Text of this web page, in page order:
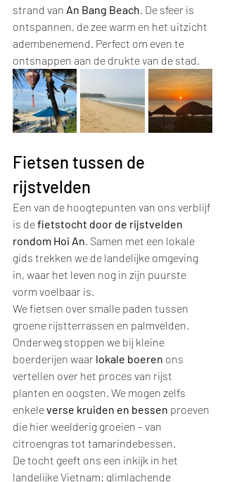
strand van An Bang Beach. De sfeer is
ontspannen, de zee warm en het uitzicht
adembenemend. Perfect om even te
ontsnappen aan de drukte van de stad.
Fietsen tussen de
rijstvelden
Een van de hoogtepunten van ons verblijf
is de fietstocht door de rijstvelden
rondom Hoi An. Samen met een lokale
gids trekken we de landelijke omgeving
in, waar het leven nog in zijn puurste
vorm voelbaar is.
We fietsen over smalle paden tussen
groene rijstterrassen en palmvelden.
Onderweg stoppen we bij kleine
boerderijen waar lokale boeren ons
vertellen over het proces van rijst
planten en oogsten. We mogen zelfs
enkele verse kruiden en bessen proeven
die hier weelderig groeien – van
citroengras tot tamarindebessen.
De tocht geeft ons een inkijk in het
landelijke Vietnam: glimlachende